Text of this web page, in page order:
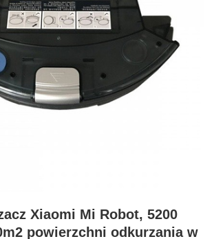
Xiaomi Mi Robot, 5200
powierzchni odkurzania w